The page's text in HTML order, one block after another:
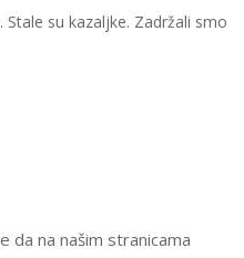
su kazaljke. Zadržali smo
da na našim stranicama